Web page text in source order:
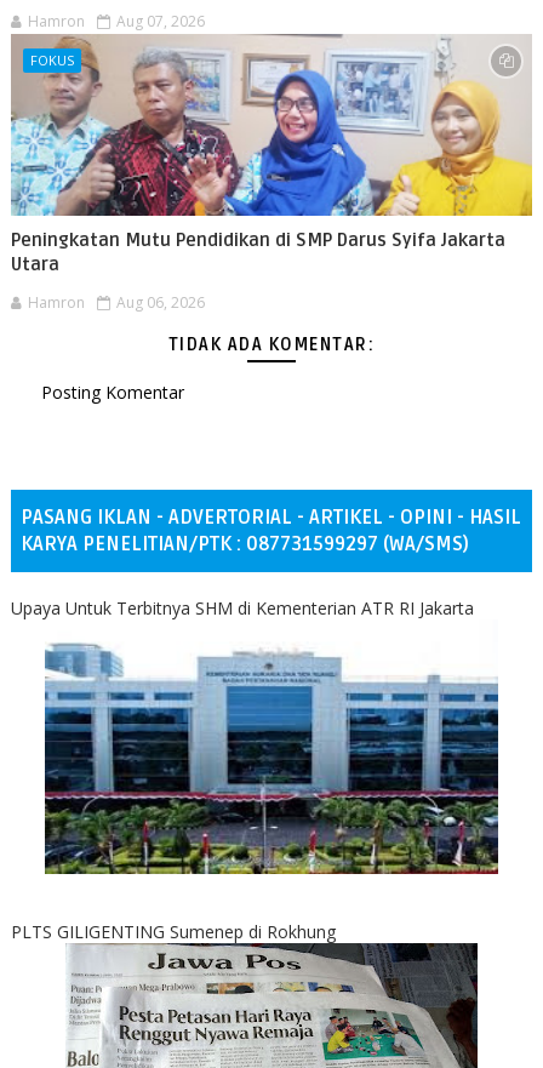
Hamron Aug 07, 2026
FOKUS
Peningkatan Mutu Pendidikan di SMP Darus Syifa Jakarta
Utara
Hamron Aug 06, 2026
TIDAK ADA KOMENTAR:
Posting Komentar
PASANG IKLAN - ADVERTORIAL - ARTIKEL - OPINI - HASIL
KARYA PENELITIAN/PTK : 087731599297 (WA/SMS)
Upaya Untuk Terbitnya SHM di Kementerian ATR RI Jakarta
PLTS GILIGENTING Sumenep di Rokhung